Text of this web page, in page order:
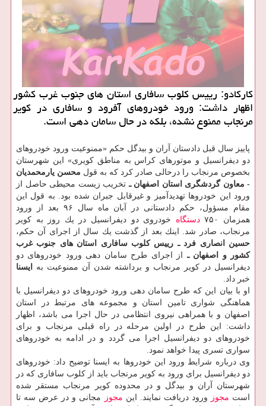
كاركادو: رییس كلوب سافاری استان های جنوب غرب كشور
اظهار داشت: ورود خودروهای آفرود و سافاری در كویر
مرنجاب ممنوع نشده، بلكه در حال سامان دهی است.
پاییز سال قبل دادستان آران و بیدگل حكم «ممنوعیت ورود خودروهای
دو دیفرانسیل و موتورهای كراس به مناطق كویری» این شهرستان
بخصوص مرنجاب را درحالی صادر كرد كه به قول محسن یارمحمدیان
- معاون گردشگری استان اصفهان ـتخریب زیست محیطی حاصل از
ورود این خودروها تهدیدآمیز و غیرقابل جبران شده بود. به قول این
مقام مسؤول، حكم دادستانی در آبان ماه سال ۹۶ بعد از ورود
همزمان ۷۵۰
دستگاه خودروی دو دیفرانسیل در یك روز به كویر
مرنجاب، صادر شد. اینك بعد از گذشت یك سال از اجرای آن حكم،
حسین انصاری فرد ـ رییس كلوب سافاری استان های جنوب غرب
كشور و اصفهان ـاز اجرای طرح سامان دهی ورود خودروهای دو
دیفرانسیل در كویر مرنجاب و برداشته شدن آن ممنوعیت به
ایسنا
خبر داد.
او با بیان این كه طرح سامان دهی ورود خودروهای دو دیفرانسیل با
هماهنگی شواری تامین استان و مجموعه های مرتبط در استان
اصفهان و با همراهی نیروی انتظامی در حال اجرا می باشد، اظهار
داشت: این طرح در اولین مرحله در راه قبلی مرنجاب و برای
خودروهای دو دیفرانسیل اجرا می گردد و در ادامه به خودروهای
سواری تسری پیدا خواهد نمود.
وی درباره شرایط ورود این خودروها به ایسنا توضیح داد: خودروهای
دو دیفرانسیل برای ورود به كویر مرنجاب باید از كلوب سافاری كه در
شهرستان آران و بیدگل و در محدوده كویر مرنجاب مستقر شده
است مجوز ورود دریافت نمایند. این مجوز
مجانی و در عرض سه تا